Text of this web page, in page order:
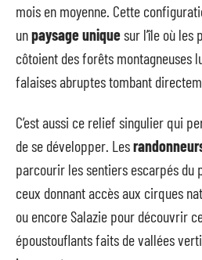
mois en moyenne. Cette
unpaysage uniquesur l’île où les
côtoient des forêts montagneuses
falaises abruptes tombant
C’est aussi ce relief singulier qui
de se développer. Les
parcourir les sentiers escarpés du
ceux donnant accès aux cirques
ou encore Salazie pour découvrir
époustouflants faits de vallées